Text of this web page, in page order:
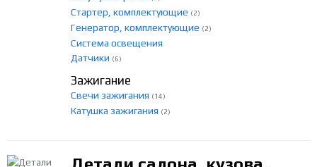
Стартер, комплектующие (2)
Генератор, комплектующие (2)
Система освещения
Датчики (6)
Зажигание
Свечи зажигания (14)
Катушка зажигания (2)